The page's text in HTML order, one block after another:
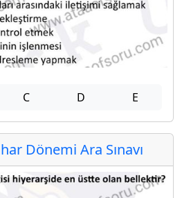
C D E
Dönemi Ara Sınavı